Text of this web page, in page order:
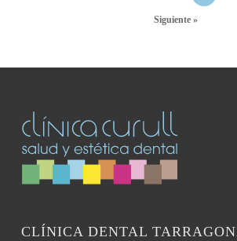
Siguiente »
CLÍNICA DENTAL